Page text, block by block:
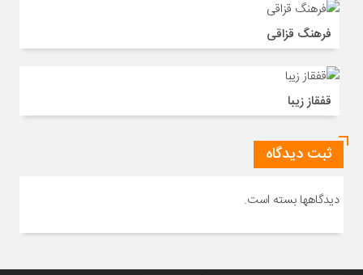
فرهنگ قزاقی
قفقاز زیبا
ثبت دیدگاه
دیدگاهها بسته است.